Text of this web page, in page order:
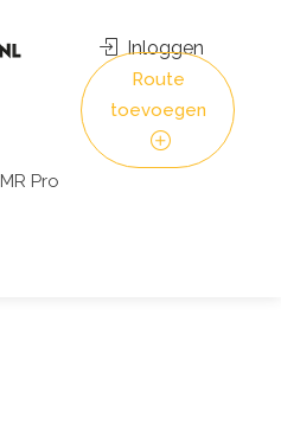
MR Pro
Inloggen
Route
toevoegen